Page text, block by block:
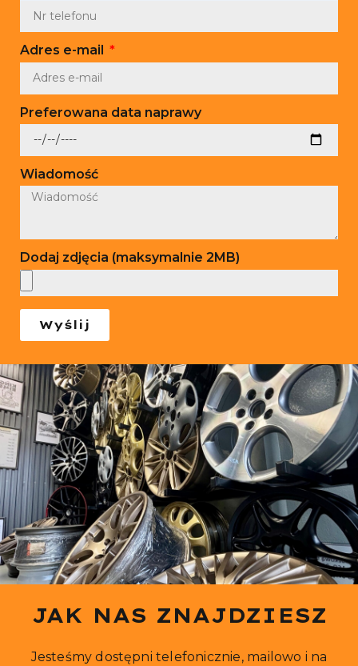
Adres e-mail
Preferowana data naprawy
Wiadomość
Dodaj zdjęcia (maksymalnie 2MB)
Wyślij
JAK NAS ZNAJDZIESZ
Jesteśmy dostępni telefonicznie, mailowo i na